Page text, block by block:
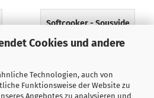
Cookies und andere
Technologien, auch von
Funktionsweise der Website zu
Angebotes zu analysieren und
Softcooker - Sousvide